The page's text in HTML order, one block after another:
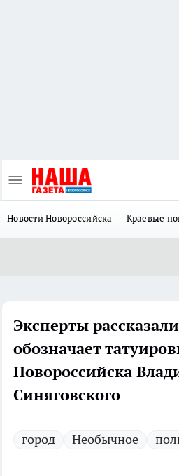
Новости Новороссийска Краевые
Эксперты
обозначает
Новороссийска
Синяговского
город Необычное